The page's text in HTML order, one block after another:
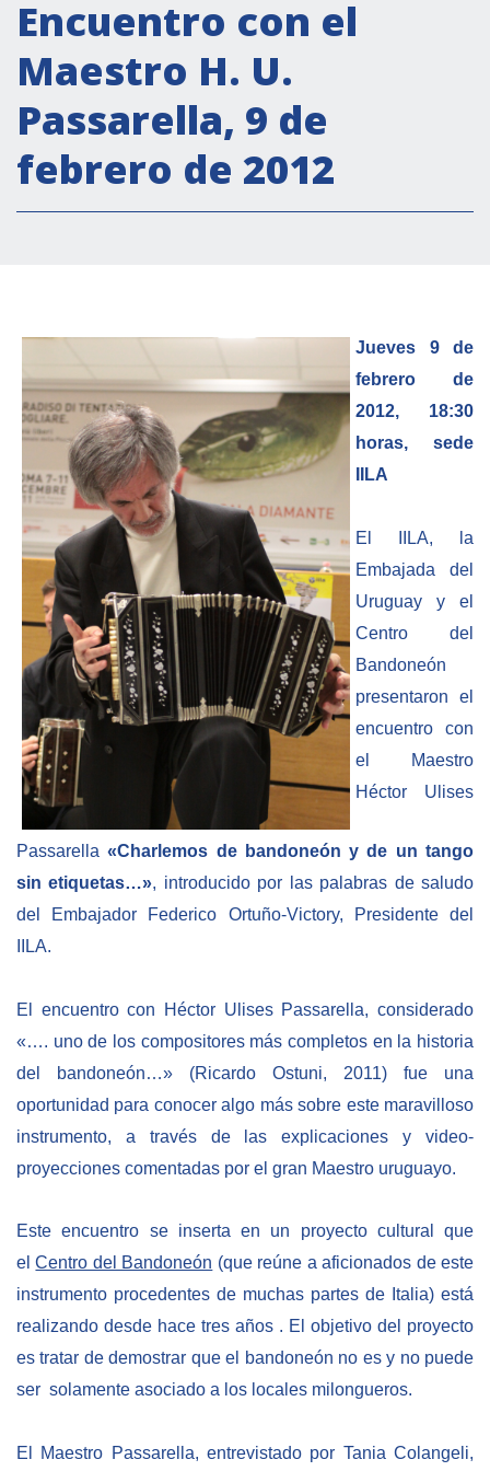
Secretaría Cultural
Secretaría Socioeconómica
Secretaría Técnico-científica
Forum Pymes
Partnership
COOPERACIÓN
Patrimonio cultural
Empoderamiento socio-económico
Justicia y Seguridad
EUROsociAL
EL PAcCTO
EUROFRONT
COPOLAD III
AL-INVEST Verde
MEDIOS
Fotos
Vídeos
Audios
Publicaciones
Convocatorias
Becas
Para las empresas
Contratos/Acuerdos/Grant
Encuentro con el
Maestro H. U.
Passarella, 9 de
febrero de 2012
Jueves 9 de
febrero de
2012, 18:30
horas, sede
IILA
El IILA, la
Embajada del
Uruguay y el
Centro del
Bandoneón
presentaron el
encuentro con
el Maestro
Héctor Ulises
Passarella«Charlemos de bandoneón y de un tango
sin etiquetas…», introducido por las palabras de saludo
del Embajador Federico Ortuño-Victory, Presidente del
IILA.
El encuentro con Héctor Ulises Passarella, considerado
«…. uno de los compositores más completos en la historia
del bandoneón…» (Ricardo Ostuni, 2011) fue una
oportunidad para conocer algo más sobre este maravilloso
instrumento, a través de las explicaciones y video-
proyecciones comentadas por el gran Maestro uruguayo.
Este encuentro se inserta en un proyecto cultural que
elCentro del Bandoneón (que reúne a aficionados de este
instrumento procedentes de muchas partes de Italia) est
realizando desde hace tres años . El objetivo del proyecto
es tratar de demostrar que el bandoneón no es y no puede
ser solamente asociado a los locales milongueros.
El Maestro Passarella, entrevistado por Tania Colangeli,